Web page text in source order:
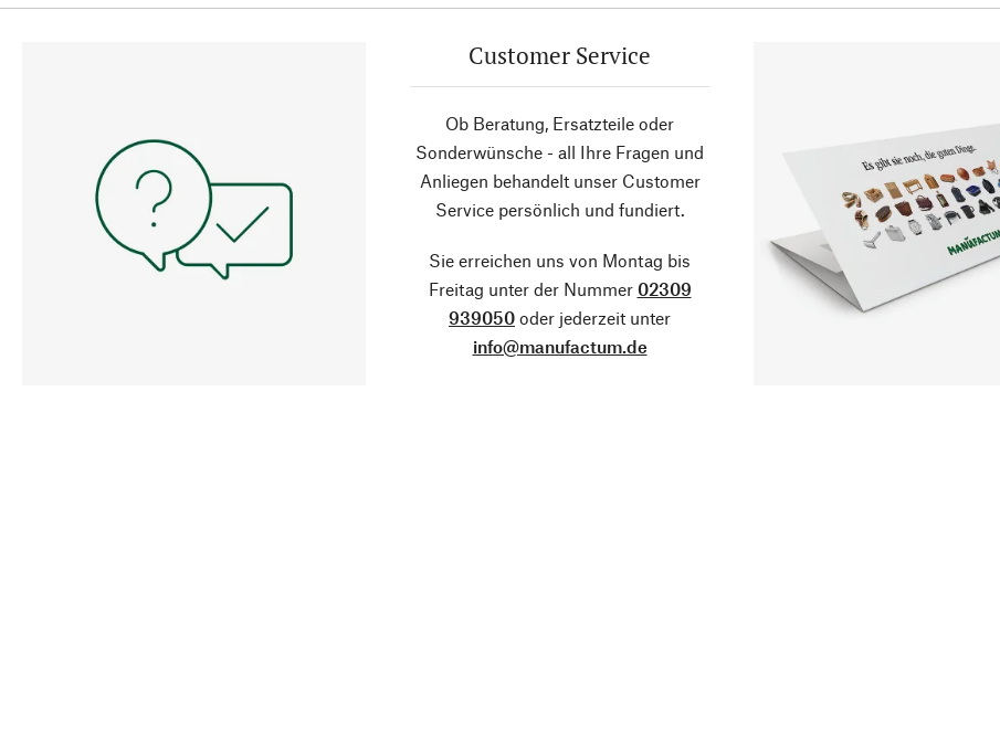
Customer Service
Ob Beratung, Ersatzteile oder
Sonderwünsche - all Ihre Fragen und
Anliegen behandelt unser Customer
Service persönlich und fundiert.
Sie erreichen uns von Montag bis
Freitag unter der Nummer 02309
939050 oder jederzeit unter
info@manufactum.de